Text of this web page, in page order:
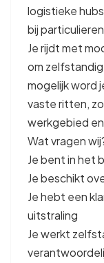
logistieke
bij
Je rijdt met
om
mogelijk word
vaste ritten,
werkgebied
Wat vragen
Je bent in het
Je beschikt
Je hebt een
uitstraling
Je werkt